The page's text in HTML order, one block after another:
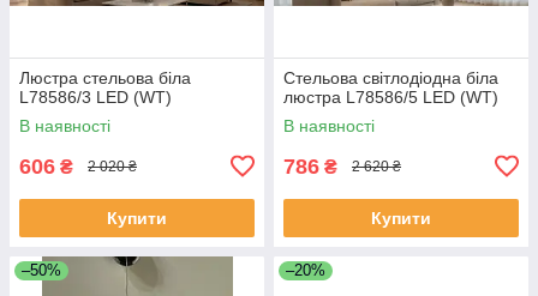
Люстра стельова біла
L78586/3 LED (WT)
В наявності
606 ₴ 2 020 ₴
Купити
Стельова світлодіодна біла
люстра L78586/5 LED (WT)
В наявності
786 ₴ 2 620 ₴
Купити
–50% –20%